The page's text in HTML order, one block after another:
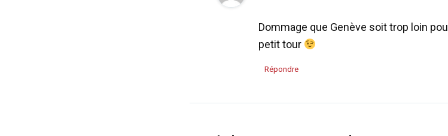
Dommage que Genève soit trop loin
petit tour
Répondre